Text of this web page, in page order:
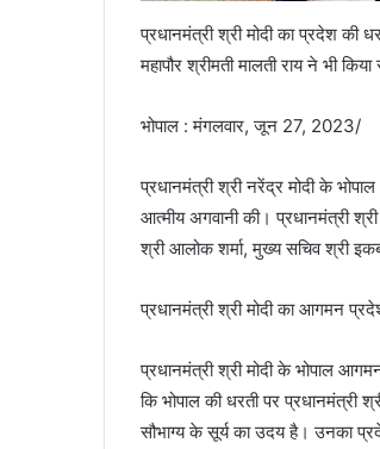
प्रधानमंत्री श्री मोदी का प्रदेश की
महापौर श्रीमती मालती राय ने भी किया
भोपाल : मंगलवार, जून 27, 2023/
प्रधानमंत्री श्री नरेंद्र मोदी के
आत्मीय अगवानी की। प्रधानमंत्री श्री
श्री आलोक शर्मा, मुख्य सचिव श्री
प्रधानमंत्री श्री मोदी का आगमन
प्रधानमंत्री श्री मोदी के भोपाल
कि भोपाल की धरती पर प्रधानमंत्री
सौभाग्य के सूर्य का उदय है। उनका